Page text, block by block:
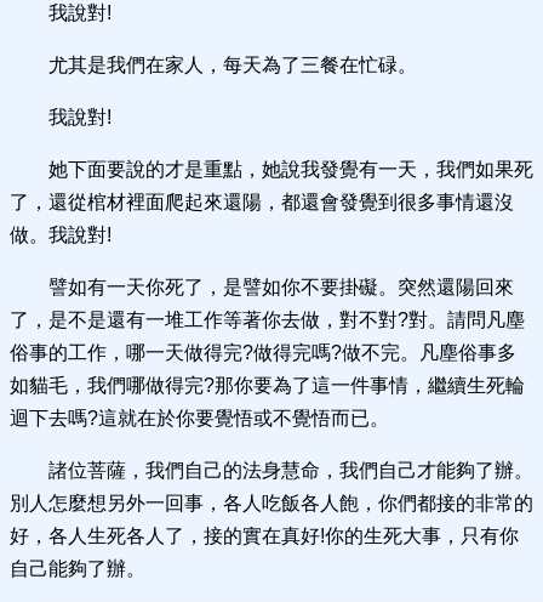
我說對!
尤其是我們在家人，每天為了三餐在忙碌。
我說對!
她下面要說的才是重點，她說我發覺有一天，我們如果死
了，還從棺材裡面爬起來還陽，都還會發覺到很多事情還沒
做。我說對!
譬如有一天你死了，是譬如你不要掛礙。突然還陽回來
了，是不是還有一堆工作等著你去做，對不對?對。請問凡塵
俗事的工作，哪一天做得完?做得完嗎?做不完。凡塵俗事多
如貓毛，我們哪做得完?那你要為了這一件事情，繼續生死輪
迴下去嗎?這就在於你要覺悟或不覺悟而已。
諸位菩薩，我們自己的法身慧命，我們自己才能夠了辦。
別人怎麼想另外一回事，各人吃飯各人飽，你們都接的非常的
好，各人生死各人了，接的實在真好!你的生死大事，只有你
自己能夠了辦。